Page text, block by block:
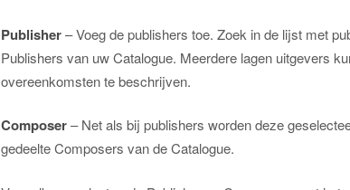
Publisher– Voeg de publishers toe. Zoek in de lijst met
Publishers van uw Catalogue. Meerdere lagen uitgevers
overeenkomsten te beschrijven.
Composer– Net als bij publishers worden deze
gedeelte Composers van de Catalogue.